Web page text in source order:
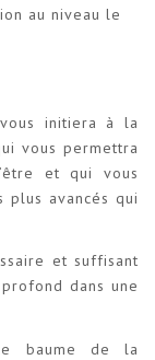
au niveau le
initiera à la
vous permettra
et qui vous
plus avancés qui
et suffisant
dans une
baume de la